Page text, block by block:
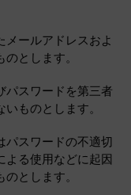
ールアドレスおよ
とします。
パスワードを第三者
ものとします。
パスワードの不適切
よる使用などに起因
とします。